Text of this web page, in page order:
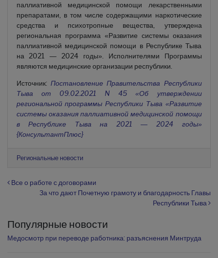
паллиативной медицинской помощи лекарственными
препаратами, в том числе содержащими наркотические
средства и психотропные вещества, утверждена
региональная программа «Развитие системы оказания
паллиативной медицинской помощи в Республике Тыва
на 2021 — 2024 годы». Исполнителями Программы
являются медицинские организации республики.
Источник: Постановление Правительства Республики
Тыва от 09.02.2021 N 45 «Об утверждении
региональной программы Республики Тыва «Развитие
системы оказания паллиативной медицинской помощи
в Республике Тыва на 2021 — 2024 годы»
{КонсультантПлюс}
Региональные новости
Навигация по записям
Все о работе с договорами
За что дают Почетную грамоту и благодарность Главы
Республики Тыва
Популярные новости
Медосмотр при переводе работника: разъяснения Минтруда